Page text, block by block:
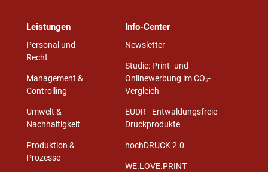
Leistungen
Personal und
Recht
Management &
Controlling
Umwelt &
Nachhaltigkeit
Produktion &
Prozesse
Info-Center
Newsletter
Studie: Print- und
Onlinewerbung im CO₂-
Vergleich
EUDR - Entwaldungsfreie
Druckprodukte
hochDRUCK 2.0
WE.LOVE.PRINT